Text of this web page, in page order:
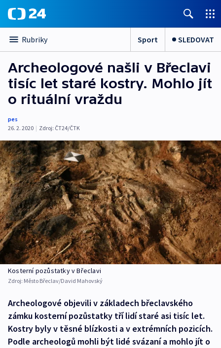
Rubriky Sport SLEDOVAT
Archeologové našli v Břeclavi
tisíc let staré kostry. Mohlo jít
o rituální vraždu
pes
26. 2. 2020 | Zdroj: ČT24/ČTK
Kosterní pozůstatky v Břeclavi
Zdroj: Město Břeclav/David Mahovský
Archeologové objevili v základech břeclavského
zámku kosterní pozůstatky tří lidí staré asi tisíc let.
Kostry byly v těsné blízkosti a v extrémních pozicích.
Podle archeologů mohli být lidé svázaní a mohlo jít o